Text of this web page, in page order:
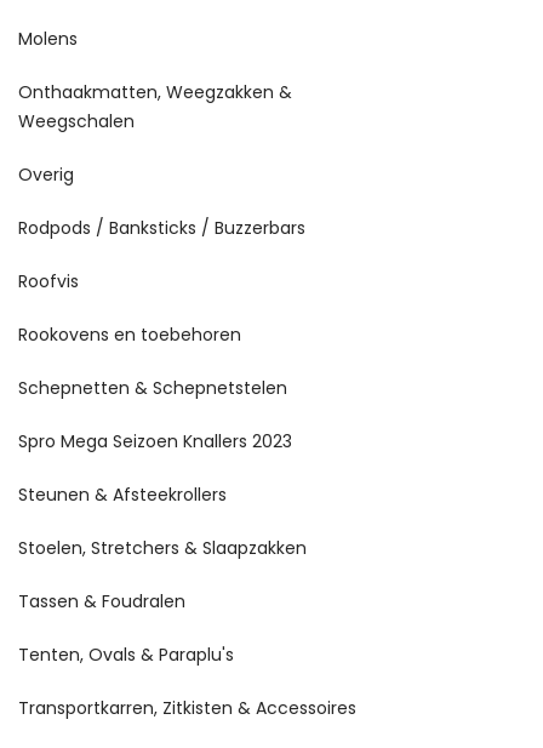
Molens
Onthaakmatten, Weegzakken &
Weegschalen
Overig
Rodpods / Banksticks / Buzzerbars
Roofvis
Rookovens en toebehoren
Schepnetten & Schepnetstelen
Spro Mega Seizoen Knallers 2023
Steunen & Afsteekrollers
Stoelen, Stretchers & Slaapzakken
Tassen & Foudralen
Tenten, Ovals & Paraplu's
Transportkarren, Zitkisten & Accessoires